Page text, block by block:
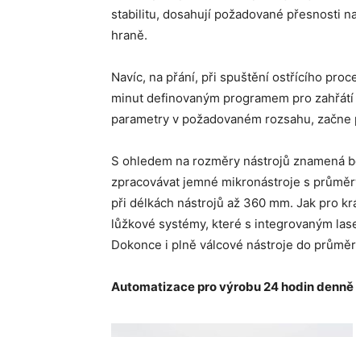
stabilitu, dosahují požadované přesnosti
hraně.
Navíc, na přání, při spuštění ostřícího
minut definovaným programem pro
parametry v požadovaném rozsahu,
S ohledem na rozměry nástrojů znamená
zpracovávat jemné mikronástroje s
při délkách nástrojů až 360 mm. Jak pro
lůžkové systémy, které s integrovaným
Dokonce i plně válcové nástroje do
Automatizace pro výrobu 24 hodin denně